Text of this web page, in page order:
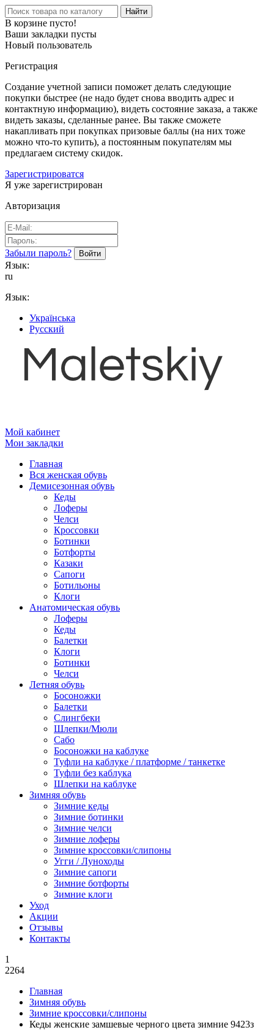
Найти
В корзине пусто!
Ваши закладки пусты
Новый пользователь
Регистрация
Создание учетной записи поможет делать следующие
покупки быстрее (не надо будет снова вводить адрес и
контактную информацию), видеть состояние заказа, а также
видеть заказы, сделанные ранее. Вы также сможете
накапливать при покупках призовые баллы (на них тоже
можно что-то купить), а постоянным покупателям мы
предлагаем систему скидок.
Зарегистрироватся
Я уже зарегистрирован
Авторизация
Забыли пароль?
Язык:
ru
Язык:
Українська
Русский
Мой кабинет
Мои закладки
Главная
Вся женская обувь
Демисезонная обувь
Кеды
Лоферы
Челси
Кроссовки
Ботинки
Ботфорты
Казаки
Сапоги
Ботильоны
Клоги
Анатомическая обувь
Лоферы
Кеды
Балетки
Клоги
Ботинки
Челси
Летняя обувь
Босоножки
Балетки
Слингбеки
Шлепки/Мюли
Сабо
Босоножки на каблуке
Туфли на каблуке / платформе / танкетке
Туфли без каблука
Шлепки на каблуке
Зимняя обувь
Зимние кеды
Зимние ботинки
Зимние челси
Зимние лоферы
Зимние кроссовки/слипоны
Угги / Луноходы
Зимние сапоги
Зимние ботфорты
Зимние клоги
Уход
Акции
Отзывы
Контакты
1
2264
Главная
Зимняя обувь
Зимние кроссовки/слипоны
Кеды женские замшевые черного цвета зимние 9423з